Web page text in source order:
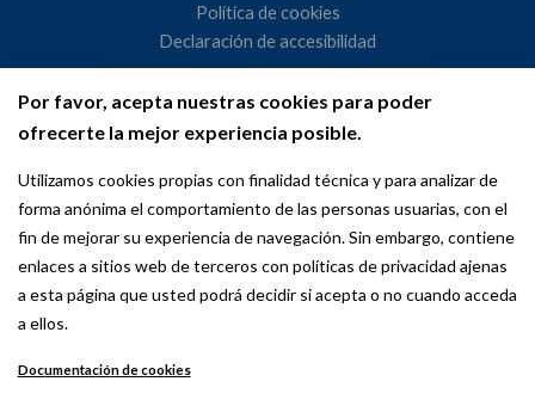
Por favor, acepta nuestras cookies para poder
ofrecerte la mejor experiencia posible.
Utilizamos cookies propias con finalidad técnica y para analizar de
forma anónima el comportamiento de las personas usuarias, con el
fin de mejorar su experiencia de navegación. Sin embargo, contiene
enlaces a sitios web de terceros con políticas de privacidad ajenas
a esta página que usted podrá decidir si acepta o no cuando acceda
a ellos.
Documentación de cookies
Política de cookies
Declaración de accesibilidad
Ayuntamiento de Madrid
WeMadrid es un sitio web del Ayuntamiento de Madrid
dedicado a las relaciones institucionales y la actividad
internacional del Alcalde. ​